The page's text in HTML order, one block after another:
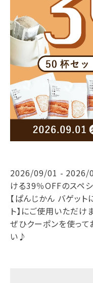
2026/09/01 - 2026/
ける39％OFFのスペシ
【ぱんじかん バゲッ
ト】にご使用いただけ
ぜひクーポンを使っ
い♪